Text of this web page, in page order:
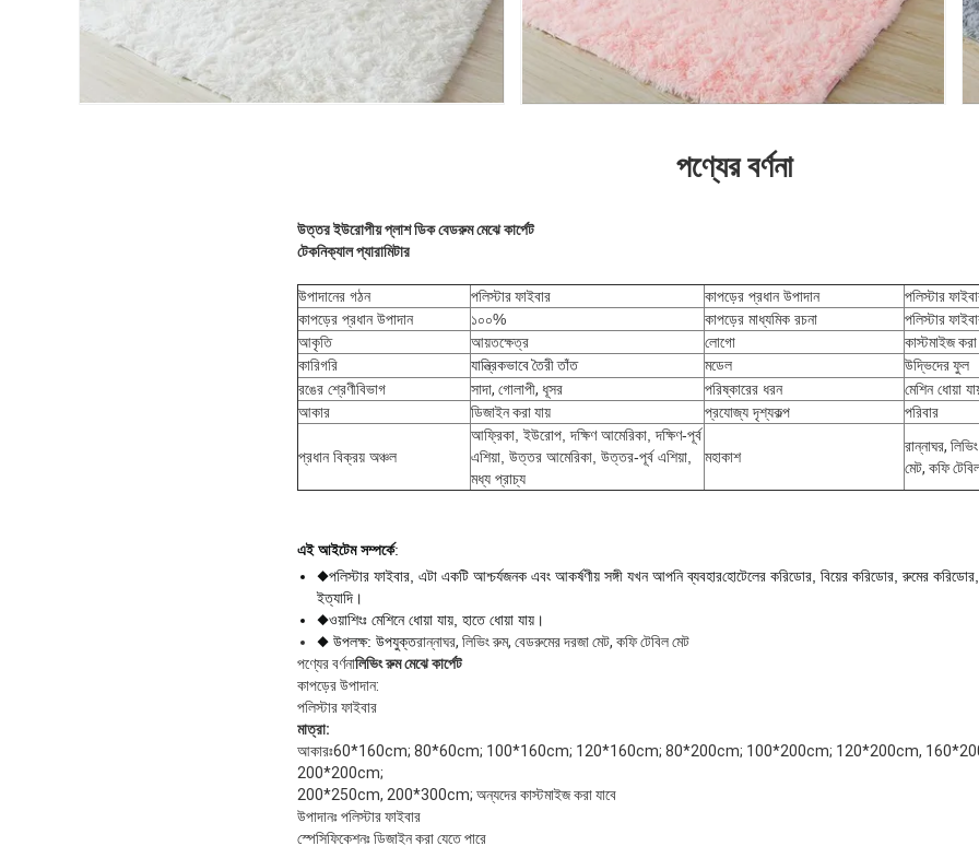
পণ্যের বর্ণনা
উত্তর ইউরোপীয় প্লাশ ডিক বেডরুম মেঝে কার্পেট
টেকনিক্যাল প্যারামিটার
উপাদানের গঠন পলিস্টার ফাইবার কাপড়ের প্রধান উপাদান
পলিস্টার
কাপড়ের প্রধান উপাদান
১০০% কাপড়ের মাধ্যমিক রচনা
পলিস্টার
আকৃতি
আয়তক্ষেত্র লোগো
কাস্টমাইজ করা
কারিগরি
যান্ত্রিকভাবে তৈরী তাঁত মডেল
উদ্ভিদের ফুল
রঙের শ্রেণীবিভাগ
সাদা, গোলাপী, ধূসর পরিষ্কারের ধরন
মেশিন ধোয়া
আকার
ডিজাইন করা যায় প্রযোজ্য দৃশ্যকল্প পরিবার
প্রধান বিক্রয় অঞ্চল
আফ্রিকা, ইউরোপ, দক্ষিণ আমেরিকা, দক্ষিণ-পূর্ব
এশিয়া, উত্তর আমেরিকা, উত্তর-পূর্ব এশিয়া,
মধ্য প্রাচ্য
মহাকাশ
রান্নাঘর,
মেট, কফি
এই আইটেম সম্পর্কে:
◆পলিস্টার ফাইবার, এটা একটি আশ্চর্যজনক এবং আকর্ষণীয় সঙ্গী যখন আপনি ব্যবহারহোটেলের করিডোর, বিয়ের করিডোর, রুমের
ইত্যাদি।
◆ওয়াশিংঃ মেশিনে ধোয়া যায়, হাতে ধোয়া যায়।
◆ উপলক্ষ: উপযুক্তরান্নাঘর, লিভিং রুম, বেডরুমের দরজা মেট, কফি টেবিল মেট
পণ্যের বর্ণনালিভিং রুম মেঝে কার্পেট
কাপড়ের উপাদান:
পলিস্টার ফাইবার
মাত্রা:
আকারঃ60*160cm; 80*60cm; 100*160cm; 120*160cm; 80*200cm; 100*200cm; 120*200cm,
200*200cm;
200*250cm, 200*300cm; অন্যদের কাস্টমাইজ করা যাবে
উপাদানঃ পলিস্টার ফাইবার
স্পেসিফিকেশনঃ ডিজাইন করা যেতে পারে